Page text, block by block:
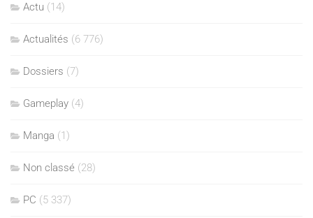
Actu (14)
Actualités (6 776)
Dossiers (7)
Gameplay (4)
Manga (1)
Non classé (28)
PC (5 337)